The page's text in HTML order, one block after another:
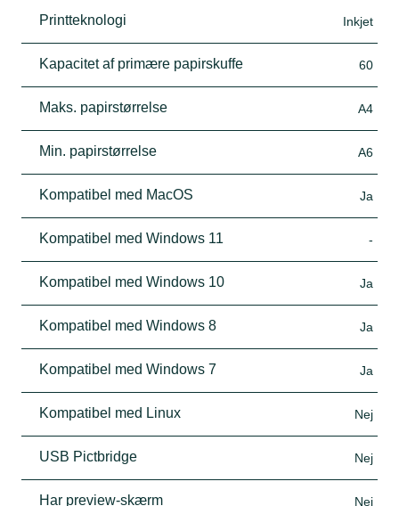
Printteknologi Inkjet
Kapacitet af primære papirskuffe 60
Maks. papirstørrelse A4
Min. papirstørrelse A6
Kompatibel med MacOS Ja
Kompatibel med Windows 11 -
Kompatibel med Windows 10 Ja
Kompatibel med Windows 8 Ja
Kompatibel med Windows 7 Ja
Kompatibel med Linux Nej
USB Pictbridge Nej
Har preview-skærm Nej